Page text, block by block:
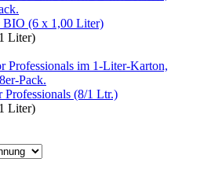
BIO (6 x 1,00 Liter)
Liter)
(8/1 Ltr.)
Liter)